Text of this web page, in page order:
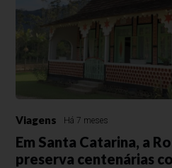
Viagens Há 7 meses
Em Santa Catarina, a
preserva centenárias